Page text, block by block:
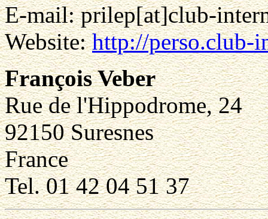
E-mail: prilep[at]club-
Website:http://perso.club-
François Veber
Rue de l'Hippodrome, 24
92150 Suresnes
France
Tel. 01 42 04 51 37